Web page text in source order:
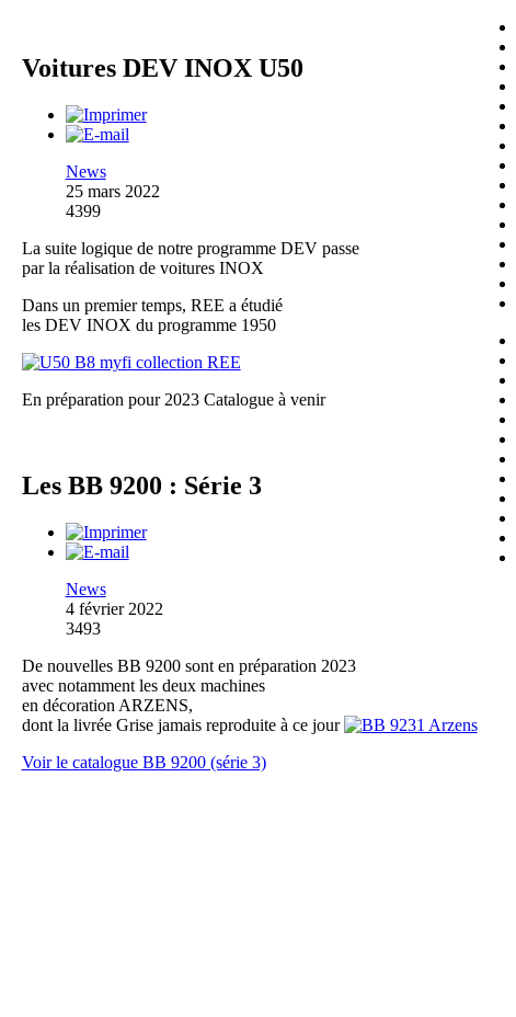
Voitures DEV INOX U50
News
25 mars 2022
4399
La suite logique de notre programme DEV passe
par la réalisation de voitures INOX
Dans un premier temps, REE a étudié
les DEV INOX du programme 1950
En préparation pour 2023 Catalogue à venir
Les BB 9200 : Série 3
News
4 février 2022
3493
De nouvelles BB 9200 sont en préparation 2023
avec notamment les deux machines
en décoration ARZENS,
dont la livrée Grise jamais reproduite à ce jour
Voir le catalogue BB 9200 (série 3)